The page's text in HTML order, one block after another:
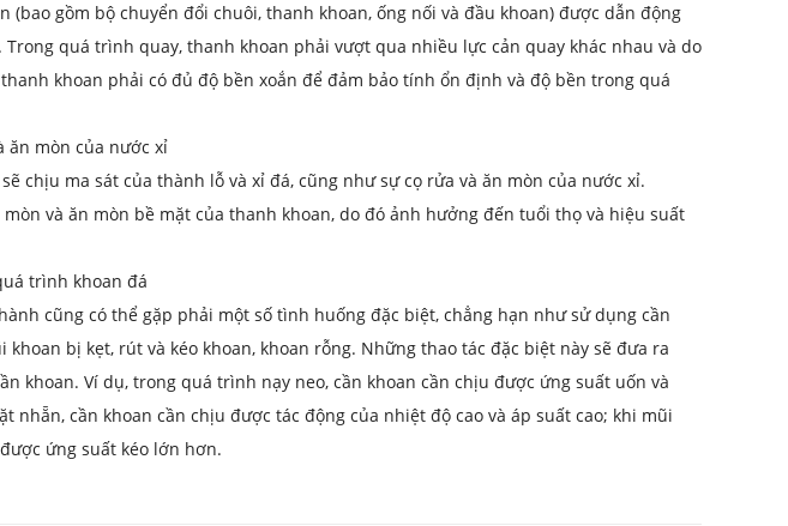
(bao gồm bộ chuyển đổi chuôi, thanh khoan, ống nối và đầu khoan) được dẫn động
quá trình quay, thanh khoan phải vượt qua nhiều lực cản quay khác nhau và do
khoan phải có đủ độ bền xoắn để đảm bảo tính ổn định và độ bền trong quá
ăn mòn của nước xỉ
chịu ma sát của thành lỗ và xỉ đá, cũng như sự cọ rửa và ăn mòn của nước xỉ.
và ăn mòn bề mặt của thanh khoan, do đó ảnh hưởng đến tuổi thọ và hiệu suất
trình khoan đá
cũng có thể gặp phải một số tình huống đặc biệt, chẳng hạn như sử dụng cần
bị kẹt, rút ​​và kéo khoan, khoan rỗng. Những thao tác đặc biệt này sẽ đưa ra
khoan. Ví dụ, trong quá trình nạy neo, cần khoan cần chịu được ứng suất uốn và
cần khoan cần chịu được tác động của nhiệt độ cao và áp suất cao; khi mũi
ứng suất kéo lớn hơn.